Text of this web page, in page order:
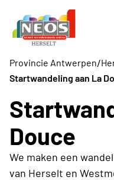
Provincie Antwerpen/
Startwandeling aan La
Douce
We maken een
van Herselt en